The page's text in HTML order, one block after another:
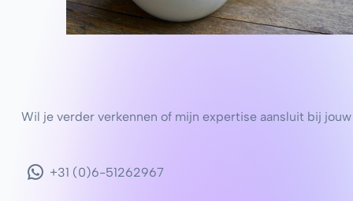
Wil je verder verkennen of mijn expertise aansluit bij
+31 (0)6-51262967